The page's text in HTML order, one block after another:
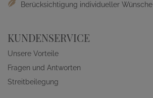
Berücksichtigung individueller Wünsche
KUNDENSERVICE
Unsere Vorteile
Fragen und Antworten
Streitbeilegung